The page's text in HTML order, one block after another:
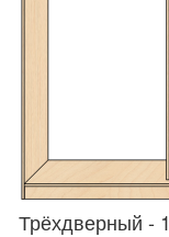
Трёхдверный - 1